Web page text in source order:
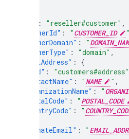
: "reseller#customer" ,
"customerId" : " CUSTOMER_ID "
"customerDomain" : "
"customerType" : "domain" ,
"postalAddress" :
{
"kind" : "customers#address"
"contactName" : " NAME " ,
"organizationName" : "
"postalCode" : " POSTAL_CODE
"countryCode" : "
"alternateEmail" : "